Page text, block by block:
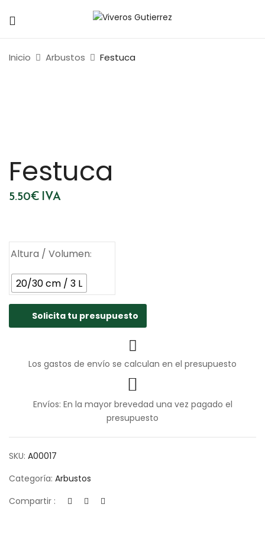
Inicio Arbustos Festuca
Festuca
5.50€ IVA
Altura / Volumen
20/30 cm / 3 L
Solicita tu presupuesto
Los gastos de envío se calculan en el presupuesto
Envíos: En la mayor brevedad una vez pagado el
presupuesto
SKU: A00017
Categoría: Arbustos
Compartir :